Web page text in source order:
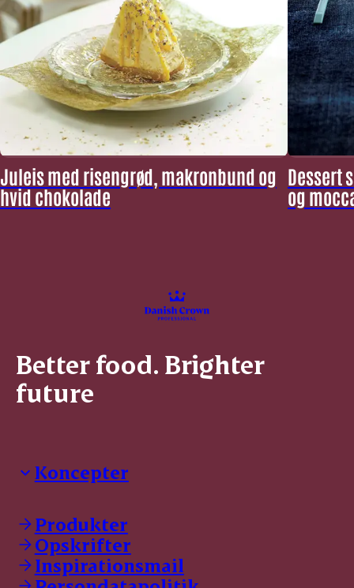
Juleis med risengrød, makronbund og
hvid chokolade
Dessert
og
Better food. Brighter
future
Koncepter
Dyrbar
GØL
Tulip
Friland
Dansk Kødkvæg
Produkter
Opskrifter
Inspirationsmail